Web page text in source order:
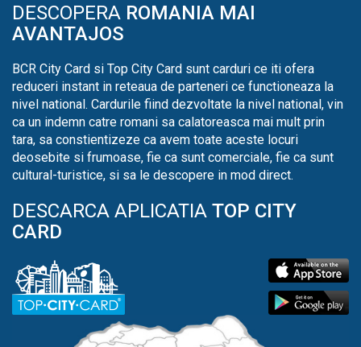
DESCOPERA ROMANIA MAI
AVANTAJOS
BCR City Card si Top City Card sunt carduri ce iti ofera
reduceri instant in reteaua de parteneri ce functioneaza la
nivel national. Cardurile fiind dezvoltate la nivel national, vin
ca un indemn catre romani sa calatoreasca mai mult prin
tara, sa constientizeze ca avem toate aceste locuri
deosebite si frumoase, fie ca sunt comerciale, fie ca sunt
cultural-turistice, si sa le descopere in mod direct.
DESCARCA APLICATIA TOP CITY
CARD